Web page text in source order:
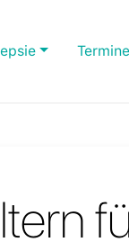
Termine